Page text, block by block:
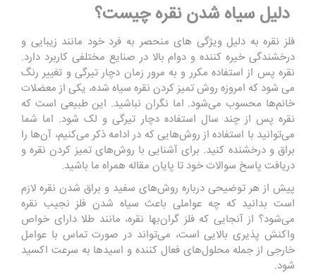
دلیل سیاه شدن نقره چیست؟
فلز نقره به دلیل ویژگی های منحصر به فرد خود مانند زیبایی و
درخشندگی خیره کننده و دوام بالا در صنایع مختلفی کاربرد دارد.
نقره پس از استفاده مکرر و به مرور زمان دچار تیرگی و تغییر رنگ
می شود که امروزه روش تمیز کردن نقره سیاه شده، یکی از معضلات
خانم‌ها محسوب می‌شود. اما نگران نباشید. این طبیعی است که
نقره پس ‌از چند سال استفاده دچار تیرگی و لک شود. اما شما
می‌توانید با استفاده از روش‌هایی که در ادامه ذکر می‌کنیم، آن‌ها را
براق و درخشنده کنید. برای آشنایی با روش‌های تمیز کردن نقره و
دریافت پاسخ سوالات خود تا پایان مقاله همراه ما باشید.
پیش از هر توضیحی درباره روش‌های سفید و براق شدن نقره لازم
است بدانید که چه عواملی باعث سیاه شدن فلز نجیب نقره
می‌شود؟ از آنجایی که فلز گران‌بها نقره، مانند طلا دارای خواص
واکنش پذیری بالایی است، می‌تواند در صورت تماس با عوامل
خارجی از جمله محلول‌های فعال کننده و اسیدها به سرعت اکسید
شود.